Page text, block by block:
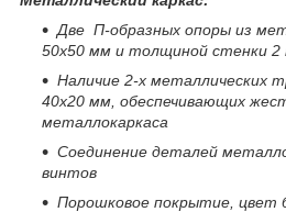
Две П-образных опоры из
50х50 мм и толщиной стенки
Наличие 2-х металлических
40х20 мм, обеспечивающих
металлокаркаса
Соединение деталей
винтов
Порошковое покрытие, цвет